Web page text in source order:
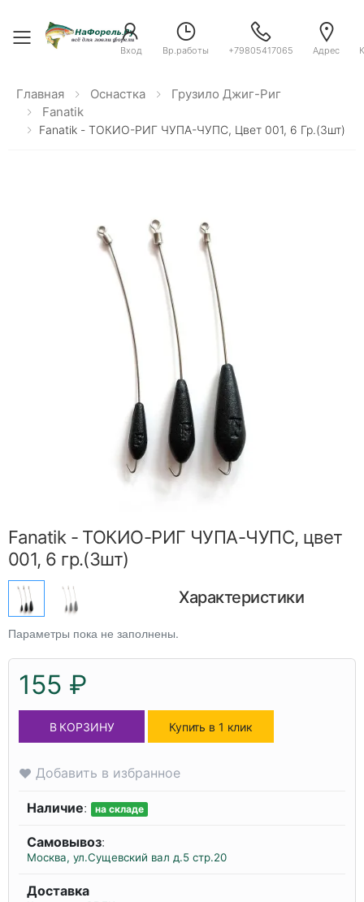
Toggle menu
Вход Вр.работы +79805417065 Адрес
Главная Оснастка
Грузило Джиг-Риг
Fanatik
Fanatik - ТОКИО-РИГ ЧУПА-ЧУПС, Цвет 001, 6 Гр.(3шт)
Fanatik - ТОКИО-РИГ ЧУПА-ЧУПС, цвет
001, 6 гр.(3шт)
Характеристики
Параметры пока не заполнены.
155 ₽
В КОРЗИНУ Купить в 1 клик
Добавить в избранное
Наличие: на складе
Самовывоз:
Москва, ул.Сущевский вал д.5 стр.20
Доставка